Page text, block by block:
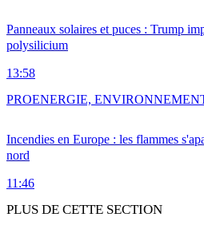
Panneaux solaires et puces : Trump
polysilicium
13:58
Incendies en Europe : les flammes
nord
11:46
PROENERGIE,
PLUS DE CETTE SECTION